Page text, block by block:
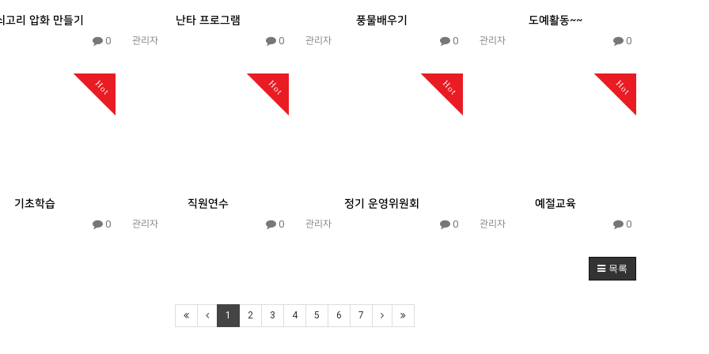
고리 압화 만들기
0
난타 프로그램
관리자 0
풍물배우기
관리자 0
도예활동~~
관리자 0
Hot
기초학습
0
Hot
직원연수
관리자 0
Hot
정기 운영위원회
관리자 0
Hot
예절교육
관리자 0
목록
1 2 3 4 5 6 7